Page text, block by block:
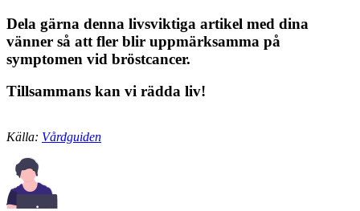
Dela gärna denna livsviktiga artikel med dina
vänner så att fler blir uppmärksamma på
symptomen vid bröstcancer.
Tillsammans kan vi rädda liv!
Källa: Vårdguiden